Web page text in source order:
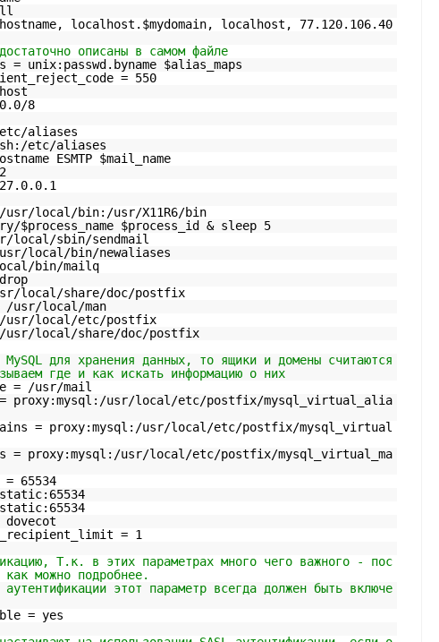
localhost.$mydomain, localhost, 77.120.106.40
описаны в самом файле
= unix:passwd.byname $alias_maps
= 550
8
aliases
etc/aliases
ESMTP $mail_name
usr/local/bin:/usr/X11R6/bin
$process_name $process_id & sleep 5
local/sbin/sendmail
local/bin/newaliases
bin/mailq
local/share/doc/postfix
/usr/local/man
/usr/local/etc/postfix
/usr/local/share/doc/postfix
для хранения данных, то ящики и домены считаются
где и как искать информацию о них
= /usr/mail
proxy:mysql:/usr/local/etc/postfix/mysql_virtual_alia
= proxy:mysql:/usr/local/etc/postfix/mysql_virtual
= proxy:mysql:/usr/local/etc/postfix/mysql_virtual_ma
65534
= 1
Т.к. в этих параметрах много чего важного - пос
можно подробнее.
этот параметр всегда должен быть включе
= yes